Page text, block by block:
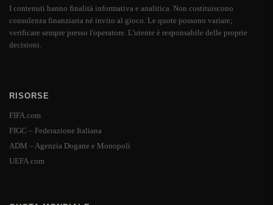
I contenuti hanno finalità informativa e analitica. Non costituiscono
consulenza finanziaria né invito al gioco. Le quote possono variare;
verificare sempre presso l'operatore. L'utente è responsabile delle proprie
decisioni.
RISORSE
FIFA.com
FIGC – Federazione Italiana
ADM – Agenzia Dogane e Monopoli
UEFA.com